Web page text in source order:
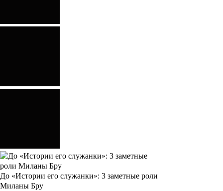
До «Истории его служанки»: 3 заметные роли
Миланы Бру